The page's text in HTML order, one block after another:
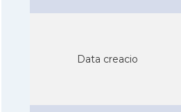
Data creacio